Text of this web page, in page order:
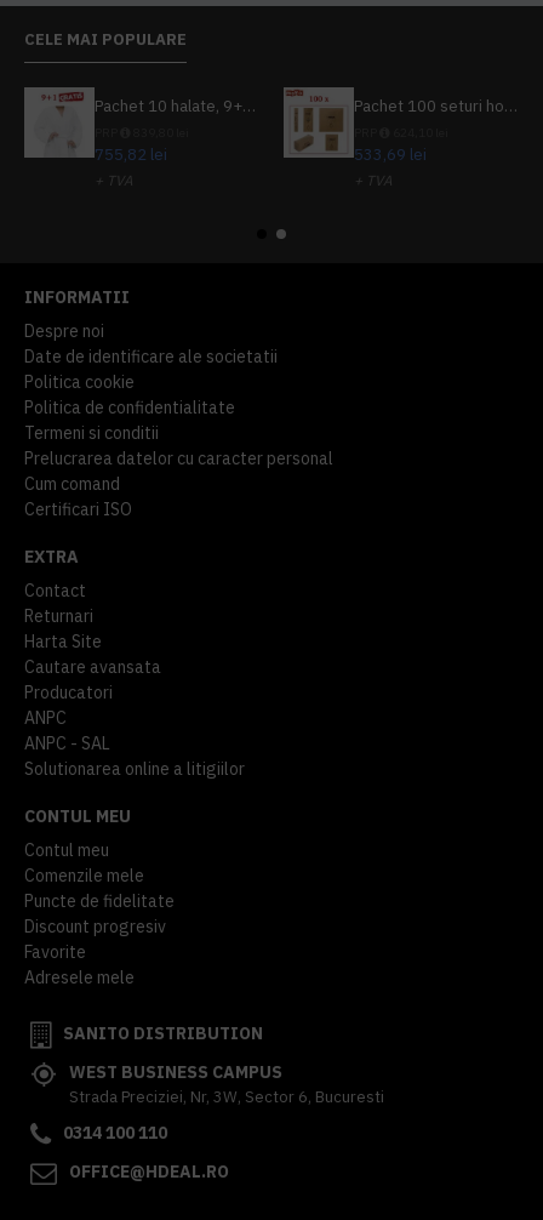
CELE MAI POPULARE
Pachet 10 halate, 9+1 gratuit
755,82 lei
+ TVA
Pachet 100 seturi hoteliere, set dentar, set barbierit, casca de dus, pila unghii, set cusut
533,69 lei
+ TVA
INFORMATII
Despre noi
Date de identificare ale societatii
Politica cookie
Politica de confidentialitate
Termeni si conditii
Prelucrarea datelor cu caracter personal
Cum comand
Certificari ISO
EXTRA
Contact
Returnari
Harta Site
Cautare avansata
Producatori
ANPC
ANPC - SAL
Solutionarea online a litigiilor
CONTUL MEU
Contul meu
Comenzile mele
Puncte de fidelitate
Discount progresiv
Favorite
Adresele mele
SANITO DISTRIBUTION
WEST BUSINESS CAMPUS
Strada Preciziei, Nr, 3W, Sector 6, Bucuresti
0314 100 110
OFFICE@HDEAL.RO